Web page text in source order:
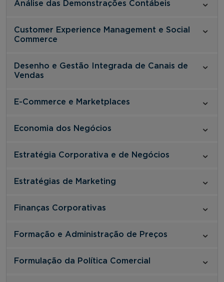
Análise das Demonstrações Contábeis
Customer Experience Management e Social
Commerce
Desenho e Gestão Integrada de Canais de
Vendas
E-Commerce e Marketplaces
Economia dos Negócios
Estratégia Corporativa e de Negócios
Estratégias de Marketing
Finanças Corporativas
Formação e Administração de Preços
Formulação da Política Comercial